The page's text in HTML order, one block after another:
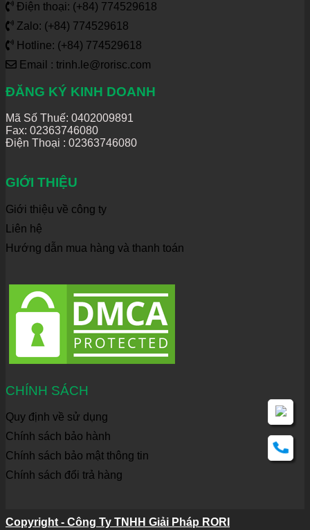
Điện thoại: (+84) 774529618
Zalo: (+84) 774529618
Hotline: (+84) 774529618
Email : trinh.le@rorisc.com
ĐĂNG KÝ KINH DOANH
Mã Số Thuế: 0402009891
Fax: 02363746080
Điện Thoại : 02363746080
GIỚI THIỆU
Giới thiệu về công ty
Liên hệ
Hướng dẫn mua hàng và thanh toán
CHÍNH SÁCH
Quy định về sử dụng
Chính sách bảo hành
Chính sách bảo mật thông tin
Chính sách đổi trả hàng
Copyright - Công Ty TNHH Giải Pháp RORI